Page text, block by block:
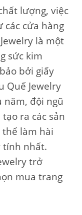
lượng, việc
các cửa hàng
là một
sức kim
bởi giấy
Quế Jewelry
năm, đội ngũ
ra các sản
thể làm hài
tính nhất.
trở
mua trang